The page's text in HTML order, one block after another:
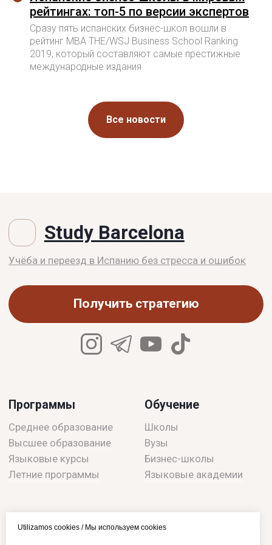
рейтингах: топ-5 по версии экспертов
Сразу пять испанских бизнес-школ вошли в
рейтинг МВА THE/WSJ Business School Ranking
2019, который составляют самые престижные
международные издания
Все новости
Utilizamos cookies / Мы используем cookies